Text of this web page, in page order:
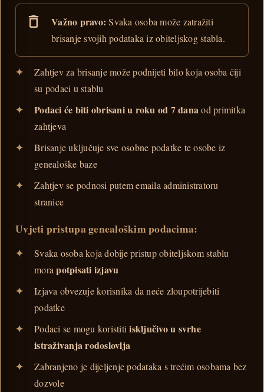
Važno pravo: Svaka osoba može zatražiti
brisanje svojih podataka iz obiteljskog stabla.
Zahtjev za brisanje može podnijeti bilo koja osoba čiji
su podaci u stablu
Podaci će biti obrisani u roku od 7 danaod primitka
zahtjeva
Brisanje uključuje sve osobne podatke te osobe iz
genealoške baze
Zahtjev se podnosi putem emaila administratoru
stranice
Uvjeti pristupa genealoškim podacima:
Svaka osoba koja dobije pristup obiteljskom stablu
morapotpisati izjavu
Izjava obvezuje korisnika da neće zloupotrijebiti
podatke
Podaci se mogu koristitiisključivo u svrhe
istraživanja rodoslovlja
Zabranjeno je dijeljenje podataka s trećim osobama bez
dozvole